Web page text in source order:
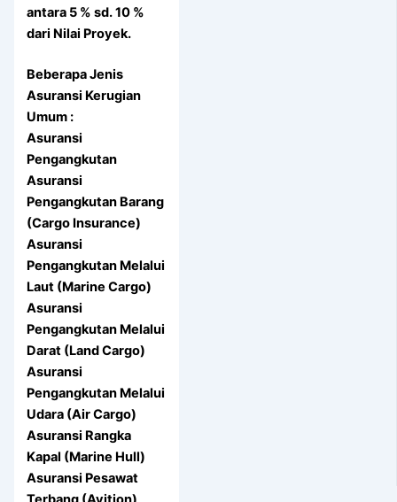
antara 5 % sd. 10 %
dari Nilai Proyek.
Beberapa Jenis
Asuransi Kerugian
Umum :
Asuransi
Pengangkutan
Asuransi
Pengangkutan Barang
(Cargo Insurance)
Asuransi
Pengangkutan Melalui
Laut (Marine Cargo)
Asuransi
Pengangkutan Melalui
Darat (Land Cargo)
Asuransi
Pengangkutan Melalui
Udara (Air Cargo)
Asuransi Rangka
Kapal (Marine Hull)
Asuransi Pesawat